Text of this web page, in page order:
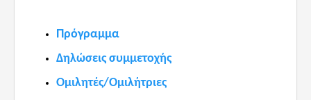
Πρόγραμμα
Δηλώσεις συμμετοχής
Ομιλητές/Ομιλήτριες